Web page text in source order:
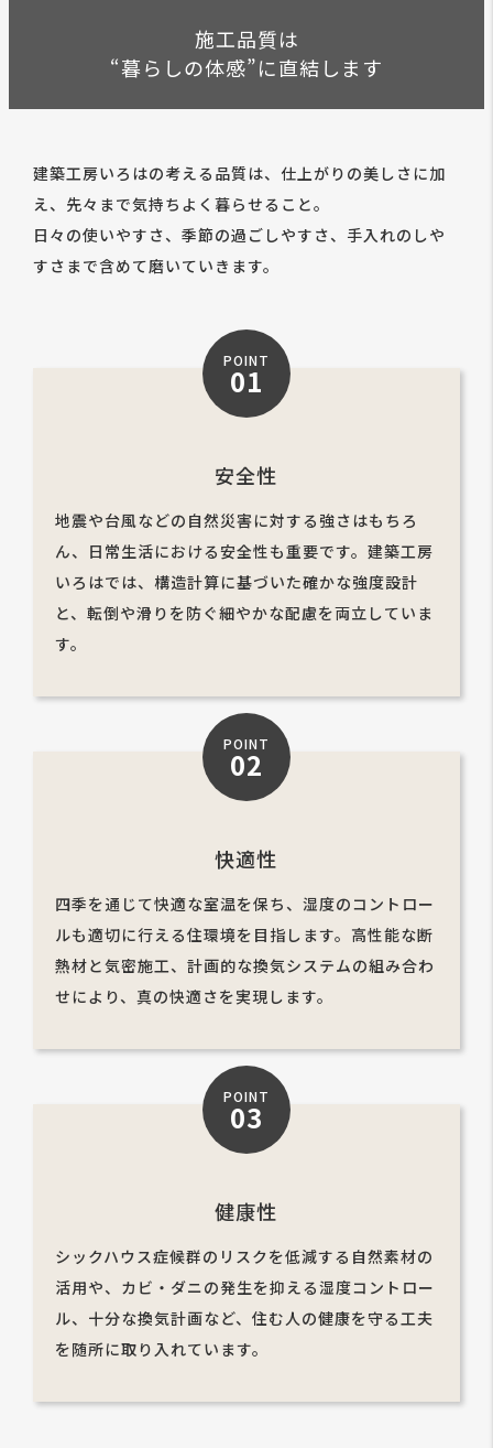
施工品質は
“暮らしの体感”に直結します
建築工房いろはの考える品質は、仕上がりの美しさに加
え、先々まで気持ちよく暮らせること。
日々の使いやすさ、季節の過ごしやすさ、手入れのしや
すさまで含めて磨いていきます。
POINT
01
安全性
地震や台風などの自然災害に対する強さはもちろ
ん、日常生活における安全性も重要です。建築工房
いろはでは、構造計算に基づいた確かな強度設計
と、転倒や滑りを防ぐ細やかな配慮を両立していま
す。
POINT
02
快適性
四季を通じて快適な室温を保ち、湿度のコントロー
ルも適切に行える住環境を目指します。高性能な断
熱材と気密施工、計画的な換気システムの組み合わ
せにより、真の快適さを実現します。
POINT
03
健康性
シックハウス症候群のリスクを低減する自然素材の
活用や、カビ・ダニの発生を抑える湿度コントロー
ル、十分な換気計画など、住む人の健康を守る工夫
を随所に取り入れています。